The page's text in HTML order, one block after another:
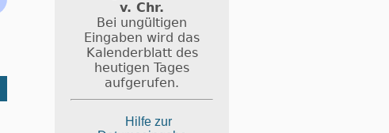
v. Chr.
Bei ungültigen
Eingaben wird das
Kalenderblatt des
heutigen Tages
aufgerufen.
Hilfe zur